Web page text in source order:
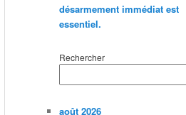
désarmement immédiat est
essentiel.
Rechercher
août 2026